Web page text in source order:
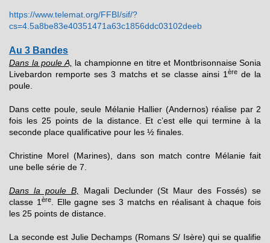
https://www.telemat.org/FFBI/sif/?
cs=4.5a8be83e40351471a63c1856ddc03102deeb
Au 3 Bandes
Dans la poule A, la championne en titre et Montbrisonnaise Sonia
Livebardon remporte ses 3 matchs et se classe ainsi 1 ère de la
poule.
Dans cette poule, seule Mélanie Hallier (Andernos) réalise par 2
fois les 25 points de la distance. Et c’est elle qui termine à la
seconde place qualificative pour les ½ finales.
Christine Morel (Marines), dans son match contre Mélanie fait
une belle série de 7.
Dans la poule B,
Magali Declunder (St Maur des Fossés) se
classe 1 ère. Elle gagne ses 3 matchs en réalisant à chaque fois
les 25 points de distance.
La seconde est Julie Dechamps (Romans S/ Isère) qui se qualifie